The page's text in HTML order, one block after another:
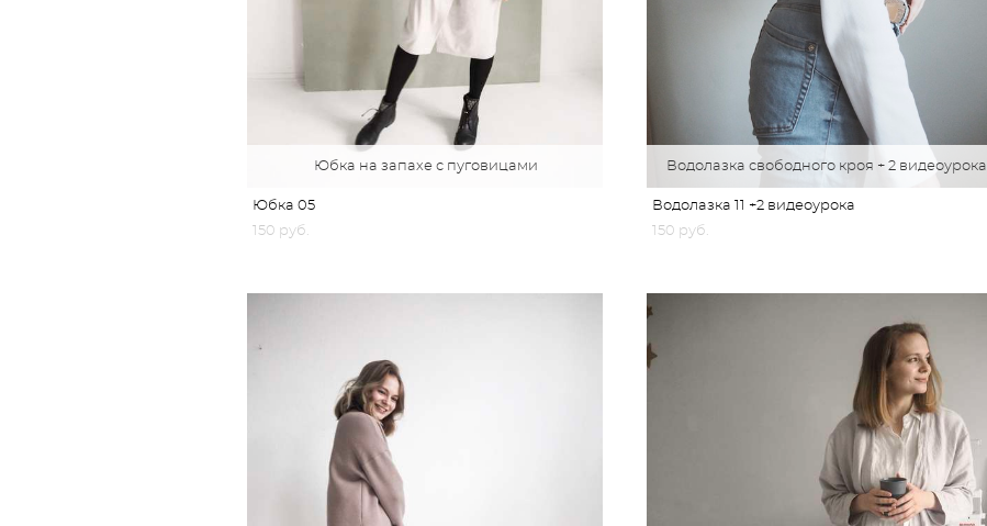
Юбка на запахе с пуговицами
Юбка 05
150 pуб.
Водолазка свободного кроя + 2 видеоурока
Водолазка 11 +2 видеоурока
150 pуб.